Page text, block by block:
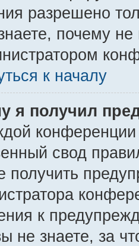
разрешено
почему
к началу
я получил
конференции
свод
получить
к
не знаете, за